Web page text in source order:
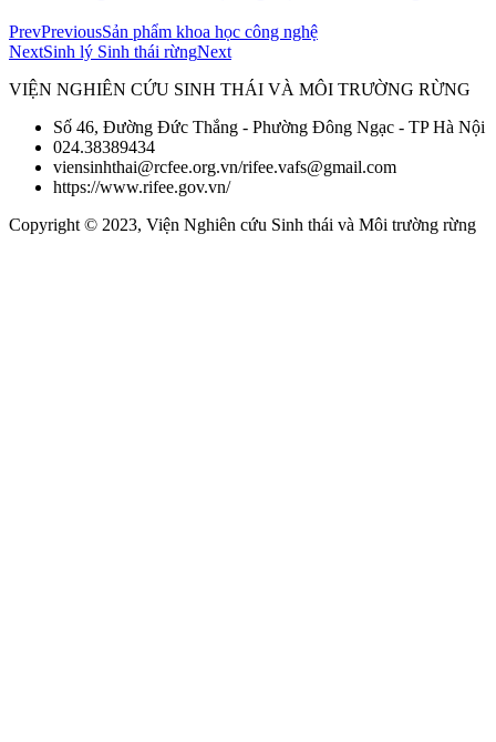
PrevPreviousSản phẩm khoa học công nghệ
NextSinh lý Sinh thái rừngNext
VIỆN NGHIÊN CỨU SINH THÁI VÀ MÔI TRƯỜNG RỪNG
Số 46, Đường Đức Thắng - Phường Đông Ngạc - TP Hà Nội
024.38389434
viensinhthai@rcfee.org.vn/rifee.vafs@gmail.com
https://www.rifee.gov.vn/
Copyright © 2023, Viện Nghiên cứu Sinh thái và Môi trường rừng